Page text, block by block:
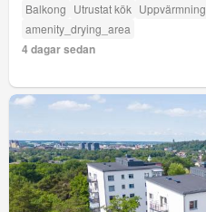
Balkong Utrustat kök Uppvärmning
amenity_drying_area
4 dagar sedan